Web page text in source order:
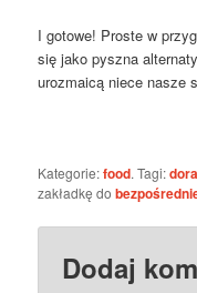
I gotowe! Proste w
się jako pyszna
urozmaicą niece nasze
Kategorie:food. Tagi:
zakładkę do
Dodaj